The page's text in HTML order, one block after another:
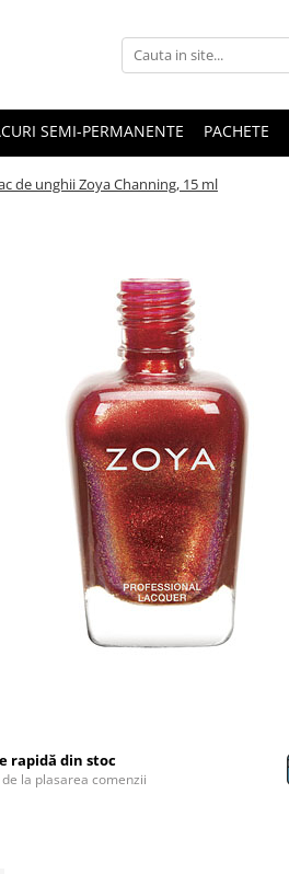
SEMI-PERMANENTE PACHETE
de unghii Zoya Channing, 15 ml
rapidă din stoc
la plasarea comenzii